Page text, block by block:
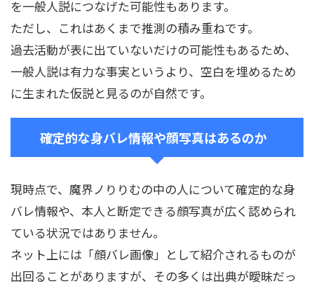
を一般人説につなげた可能性もあります。
ただし、これはあくまで推測の積み重ねです。
過去活動が表に出ていないだけの可能性もあるため、
一般人説は有力な事実というより、空白を埋めるため
に生まれた仮説と見るのが自然です。
確定的な身バレ情報や顔写真はあるのか
現時点で、魔界ノりりむの中の人について確定的な身
バレ情報や、本人と断定できる顔写真が広く認められ
ている状況ではありません。
ネット上には「顔バレ画像」として紹介されるものが
出回ることがありますが、その多くは出典が曖昧だっ